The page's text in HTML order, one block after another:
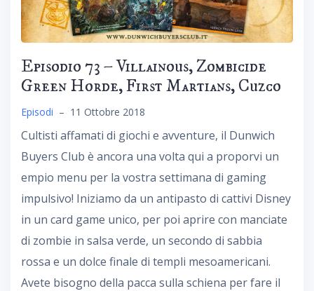
Episodio 73 – Villainous, Zombicide
Green Horde, First Martians, Cuzco
Episodi – 11 Ottobre 2018
Cultisti affamati di giochi e avventure, il Dunwich
Buyers Club è ancora una volta qui a proporvi un
empio menu per la vostra settimana di gaming
impulsivo! Iniziamo da un antipasto di cattivi Disney
in un card game unico, per poi aprire con manciate
di zombie in salsa verde, un secondo di sabbia
rossa e un dolce finale di templi mesoamericani.
Avete bisogno della pacca sulla schiena per fare il